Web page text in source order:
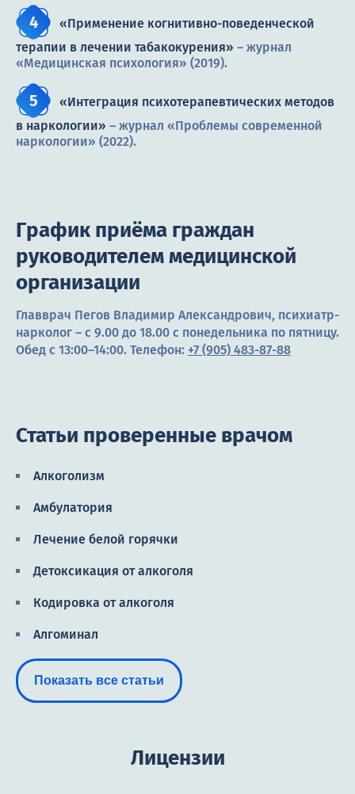
«Применение когнитивно-поведенческой
терапии в лечении табакокурения» – журнал
«Медицинская психология» (2019).
«Интеграция психотерапевтических методов
в наркологии» – журнал «Проблемы современной
наркологии» (2022).
График приёма граждан
руководителем медицинской
организации
Главврач Пегов Владимир Александрович, психиатр-
нарколог – с 9.00 до 18.00 с понедельника по пятницу.
Обед с 13:00–14:00. Телефон: +7 (905) 483-87-88
Статьи проверенные врачом
Алкоголизм
Амбулатория
Лечение белой горячки
Детоксикация от алкоголя
Кодировка от алкоголя
Алгоминал
Эспераль
Кодировка гипнозом
Кодирование дисульфирамом
Показать все статьи
Лицензии